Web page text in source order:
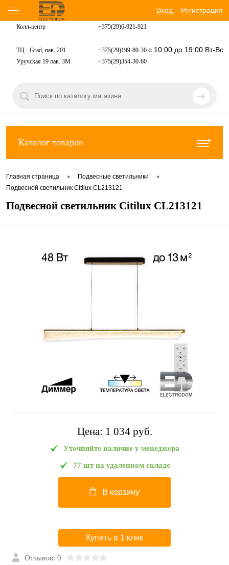
Вход Регистрация
Колл-центр +375(29)6-921-921
ТЦ - Grad, пав. 201 +375(29)199-80-30 с 10:00 до 19:00 Вт-Вс
Уручская 19 пав. 3М +375(29)354-30-60
Каталог товаров
Главная страница • Подвесные светильники •
Подвесной светильник Citilux CL213121
Подвесной светильник Citilux CL213121
Цена: 1 034 pуб.
Уточняйте наличие у менеджера
77 шт на удаленном складе
В корзину
Купить в 1 клик
Отзывов: 0